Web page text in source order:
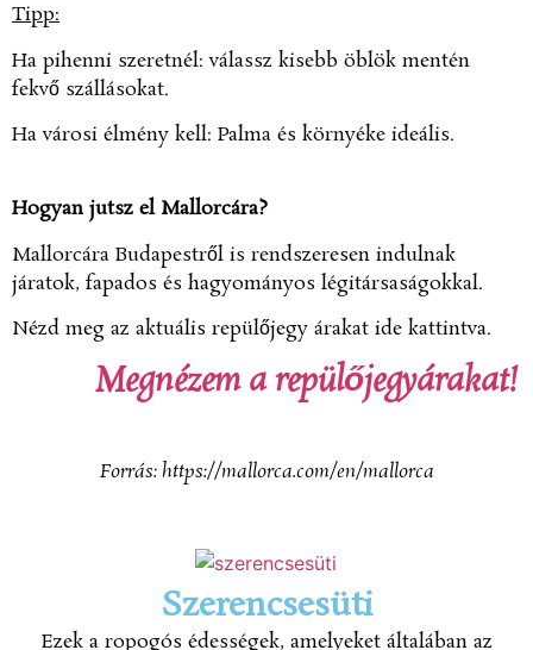
Tipp:
Ha pihenni szeretnél: válassz kisebb öblök mentén
fekvő szállásokat.
Ha városi élmény kell: Palma és környéke ideális.
Hogyan jutsz el Mallorcára?
Mallorcára Budapestről is rendszeresen indulnak
járatok, fapados és hagyományos légitársaságokkal.
Nézd meg az aktuális repülőjegy árakat ide kattintva.
Megnézem a repülőjegyárakat!
Forrás: https://mallorca.com/en/mallorca
Szerencsesüti
Ezek a ropogós édességek, amelyeket általában az